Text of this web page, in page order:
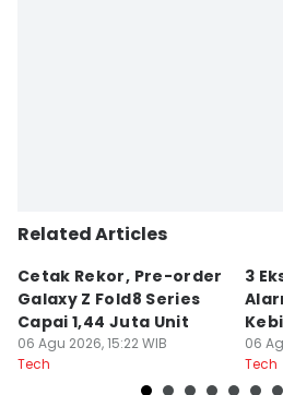
Related Articles
Cetak Rekor, Pre-order
Galaxy Z Fold8 Series
Capai 1,44 Juta Unit
06 Agu 2026, 15:22 WIB
Tech
3
06
Tech